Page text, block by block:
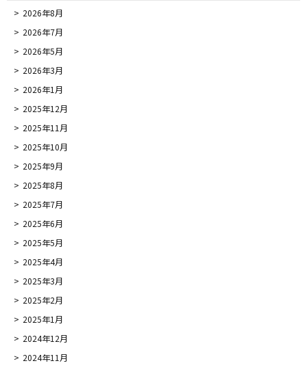
2026年8月
2026年7月
2026年5月
2026年3月
2026年1月
2025年12月
2025年11月
2025年10月
2025年9月
2025年8月
2025年7月
2025年6月
2025年5月
2025年4月
2025年3月
2025年2月
2025年1月
2024年12月
2024年11月